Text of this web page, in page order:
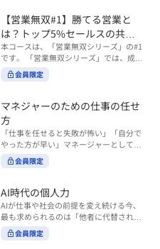
る新規事業の創出」では、新規事業やス
タートアップを取り巻く環境がどのよう
に変化しているのかを俯瞰し、新たな価
値創造と非連続な成長を生み出すため
に、AI時代における事業機会の捉え方
や、成功確率を高めるための考え方につ
携わるリーダー・マネージャーの方 ・AI
を活用して事業創出のスピードや成功確
率を高めたい方 ・AI時代における新規事
業リーダーの役割やマインドセットを学
びたい方 ■AIシフトシリーズとは？ 『AI
BUSINESS SHIFTシリーズ』は以下の3
す。（順次公開） https://unlimited.glo
bis.co.jp/ja/tags/AI%E3%83%93%E3%8
2%B8%E3%83%8D%E3%82%B9%E3%
82%B7%E3%83%95%E3%83%88 ・基
礎編（第1回〜3回）：リーダーやマネー
【営業無双#1】勝てる営業と
は？トップ5%セールスの共通
点
本コースは、「営業無双シリーズ」の#1
です。 「営業無双シリーズ」では、成約
率アップに向けて、お客様に選ばれ続け
る無双の営業になるための実践的な考え
（#2以降は順次公開） 本コースでは、
「勝てる営業とは？トップ5%セールス
の共通点」をテーマに BtoBでお客様に
選ばれる営業の役割 トップ5％のセール
スに共通する行動や考え方 成果につなが
る実践的なポイント などを解説します。
◾️こんな方におすすめ 提案しても顧客に
が多い方 顧客の本当の課題や決裁者の判
断基準をつかみきれず、案件が前に進ま
ない方 再現性のある営業テクニックを身
につけたい方 ※本動画は、制作時点の情
報に基づき作成したものです（2026年7
会員限定
マネジャーのための仕事の任せ
方
「仕事を任せると失敗が怖い」「自分で
やった方が早い」マネージャーとしてメ
ンバーやチームの力を引き出しながら成
果を上げるには、どのように仕事を任せ
い時代において、マネージャーとして成
果を上げ続けるためには、メンバーの個
性や特性を理解し、それに合わせた効果
的な任せ方を身につけることが重要で
す。このコースでは、ソーシャルスタイ
会員限定
AI時代の個人力
AIが仕事や社会の前提を変え続ける今、
最も求められるのは「他者に代替されな
い個としての力」“個人力”です。 本コー
スでは、澤円氏の著書『個人力』をもと
会員限定